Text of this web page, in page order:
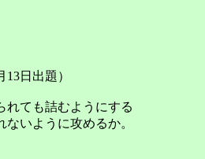
13日出題）
れても詰むようにする
ないように攻めるか。